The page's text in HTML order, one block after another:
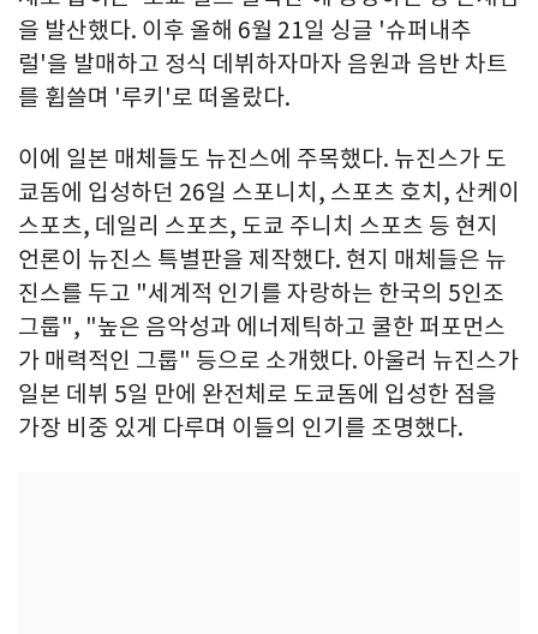
을 발산했다. 이후 올해 6월 21일 싱글 '슈퍼내추
럴'을 발매하고 정식 데뷔하자마자 음원과 음반 차트
를 휩쓸며 '루키'로 떠올랐다.
이에 일본 매체들도 뉴진스에 주목했다. 뉴진스가 도
쿄돔에 입성하던 26일 스포니치, 스포츠 호치, 산케이
스포츠, 데일리 스포츠, 도쿄 주니치 스포츠 등 현지
언론이 뉴진스 특별판을 제작했다. 현지 매체들은 뉴
진스를 두고 "세계적 인기를 자랑하는 한국의 5인조
그룹", "높은 음악성과 에너제틱하고 쿨한 퍼포먼스
가 매력적인 그룹" 등으로 소개했다. 아울러 뉴진스가
일본 데뷔 5일 만에 완전체로 도쿄돔에 입성한 점을
가장 비중 있게 다루며 이들의 인기를 조명했다.